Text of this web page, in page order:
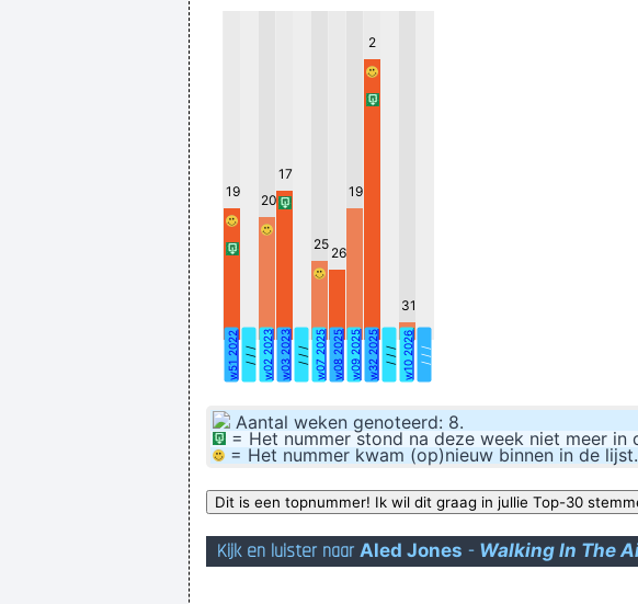
Kon een mens maar eens een gezond lichaam kopen
En heeft de
'Een ander issue is dat er
19
w51 2022 / / /
20
w02 2023
17
w03 2023 / / /
25
w07 2025
26
w08 2025
19
w09 2025
2
w32 2025 / / /
31
w10 2026 / / /
Aantal weken genoteerd: 8.
= Het nummer stond na deze week niet meer in
= Het nummer kwam (op)nieuw binnen in de lijst.
Kijk en luister naar Aled Jones - Walking In The